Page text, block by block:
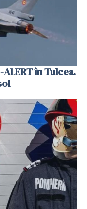
în Tulcea.